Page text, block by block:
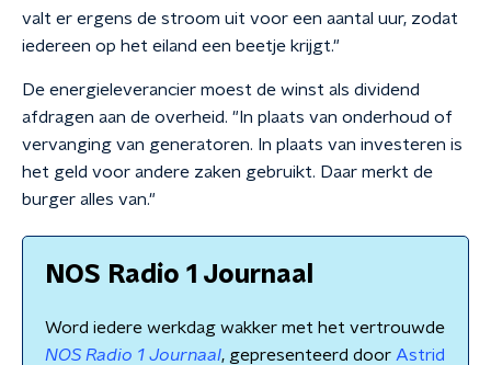
valt er ergens de stroom uit voor een aantal uur, zodat
iedereen op het eiland een beetje krijgt."
De energieleverancier moest de winst als dividend
afdragen aan de overheid. "In plaats van onderhoud of
vervanging van generatoren. In plaats van investeren is
het geld voor andere zaken gebruikt. Daar merkt de
burger alles van."
NOS Radio 1 Journaal
Word iedere werkdag wakker met het vertrouwde
NOS Radio 1 Journaal, gepresenteerd door Astrid